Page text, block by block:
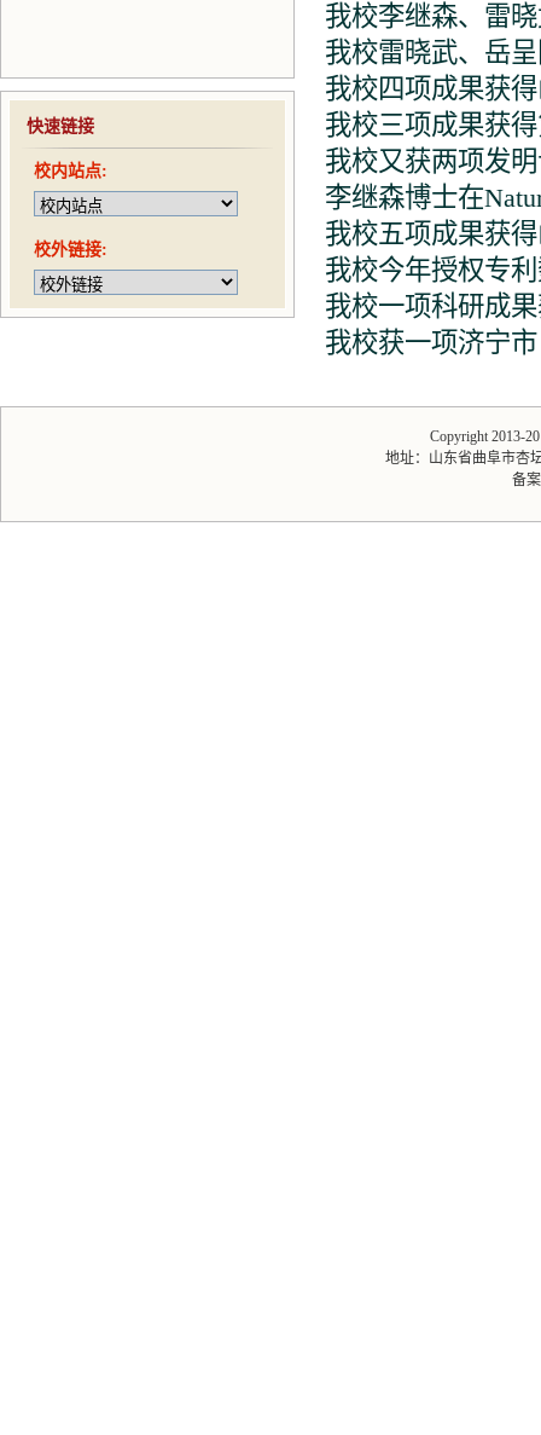
快速链接
校内站点:
校外链接:
我校李继森、雷
我校雷晓武、岳
我校四项成果获
我校三项成果获
我校又获两项发
李继森博士在
我校五项成果获
我校今年授权专
我校一项科研成
我校获一项济宁
Copyright 2013-
地址：山东省曲阜市杏
备